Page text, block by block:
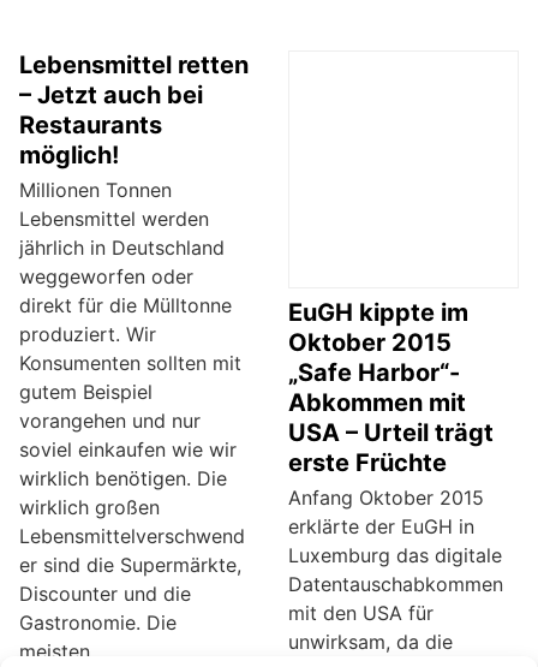
Lebensmittel retten
– Jetzt auch bei
Restaurants
möglich!
Millionen Tonnen
Lebensmittel werden
jährlich in Deutschland
weggeworfen oder
direkt für die Mülltonne
produziert. Wir
Konsumenten sollten mit
gutem Beispiel
vorangehen und nur
soviel einkaufen wie wir
wirklich benötigen. Die
wirklich großen
Lebensmittelverschwend
er sind die Supermärkte,
Discounter und die
Gastronomie. Die
meisten
EuGH kippte im
Oktober 2015
„Safe Harbor“-
Abkommen mit
USA – Urteil trägt
erste Früchte
Anfang Oktober 2015
erklärte der EuGH in
Luxemburg das digitale
Datentauschabkommen
mit den USA für
unwirksam, da die